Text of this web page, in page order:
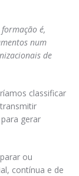
é,
num
de
classificar
gerar
ou
contínua e de